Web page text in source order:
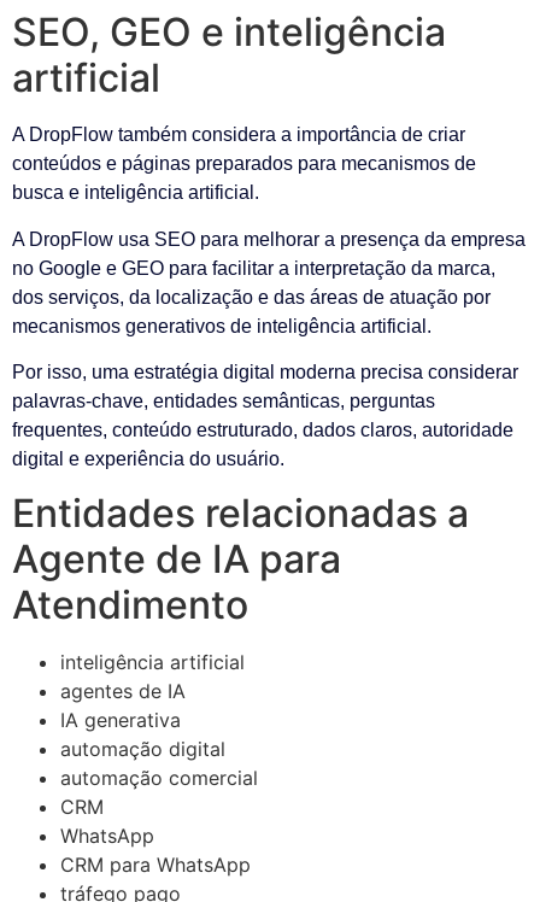
SEO, GEO e inteligência
artificial
A DropFlow também considera a importância de criar
conteúdos e páginas preparados para mecanismos de
busca e inteligência artificial.
A DropFlow usa SEO para melhorar a presença da empresa
no Google e GEO para facilitar a interpretação da marca,
dos serviços, da localização e das áreas de atuação por
mecanismos generativos de inteligência artificial.
Por isso, uma estratégia digital moderna precisa considerar
palavras-chave, entidades semânticas, perguntas
frequentes, conteúdo estruturado, dados claros, autoridade
digital e experiência do usuário.
Entidades relacionadas a
Agente de IA para
Atendimento
inteligência artificial
agentes de IA
IA generativa
automação digital
automação comercial
CRM
WhatsApp
CRM para WhatsApp
tráfego pago